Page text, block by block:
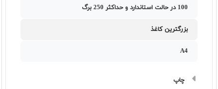
100 در حالت استاندارد و حداکثر 250 برگ
بزرگترین کاغذ
A4
چاپ